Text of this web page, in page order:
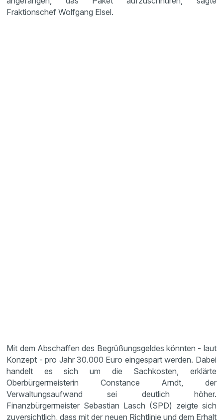
Fraktionschef Wolfgang Elsel.
Mit dem Abschaffen des Begrüßungsgeldes könnten - laut
Konzept - pro Jahr 30.000 Euro eingespart werden. Dabei
handelt es sich um die Sachkosten, erklärte
Oberbürgermeisterin Constance Arndt, der
Verwaltungsaufwand sei deutlich höher.
Finanzbürgermeister Sebastian Lasch (SPD) zeigte sich
zuversichtlich, dass mit der neuen Richtlinie und dem Erhalt